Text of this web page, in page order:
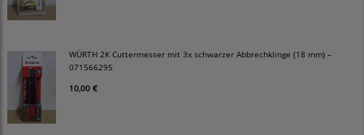
WÜRTH 2K Cuttermesser mit 3x schwarzer Abbrechklinge (18 mm) –
071566295
10,00 €